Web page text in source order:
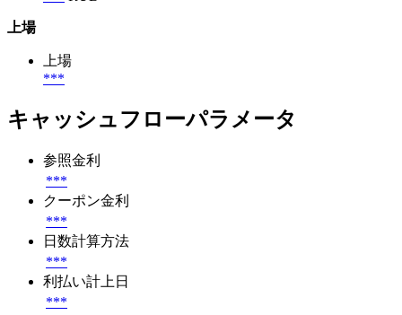
上場
上場
***
キャッシュフローパラメータ
参照金利
***
クーポン金利
***
日数計算方法
***
利払い計上日
***